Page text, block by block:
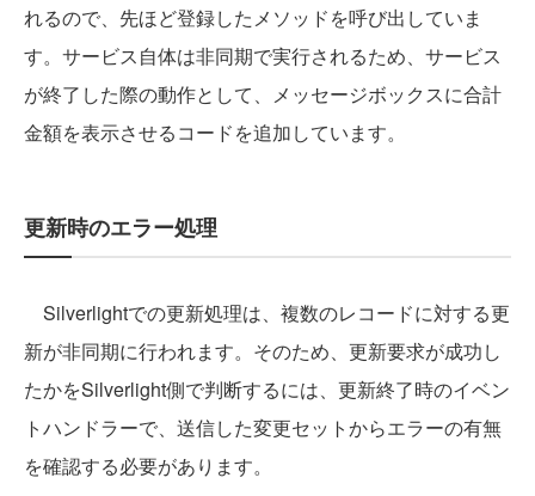
れるので、先ほど登録したメソッドを呼び出していま
す。サービス自体は非同期で実行されるため、サービス
が終了した際の動作として、メッセージボックスに合計
金額を表示させるコードを追加しています。
更新時のエラー処理
Silverlightでの更新処理は、複数のレコードに対する更
新が非同期に行われます。そのため、更新要求が成功し
たかをSilverlight側で判断するには、更新終了時のイベン
トハンドラーで、送信した変更セットからエラーの有無
を確認する必要があります。